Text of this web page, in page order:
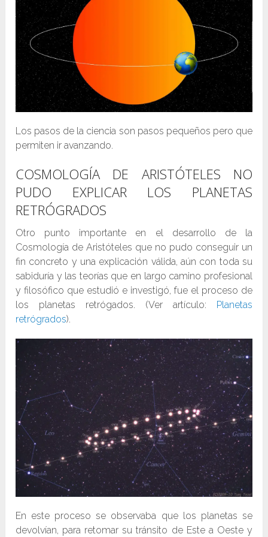
Los pasos de la ciencia son pasos pequeños pero que
permiten ir avanzando.
COSMOLOGÍA DE ARISTÓTELES NO
PUDO EXPLICAR LOS PLANETAS
RETRÓGRADOS
Otro punto importante en el desarrollo de la
Cosmología de Aristóteles que no pudo conseguir un
fin concreto y una explicación válida, aún con toda su
sabiduría y las teorías que en largo camino profesional
y filosófico que estudió e investigó, fue el proceso de
los planetas retrógados. (Ver artículo:
Planetas
retrógrados).
En este proceso se observaba que los planetas se
devolvían, para retomar su tránsito de Este a Oeste y